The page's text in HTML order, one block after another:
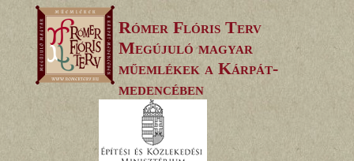
to
content
Rómer Flóris Terv
Megújuló magyar
műemlékek a Kárpát-
medencében